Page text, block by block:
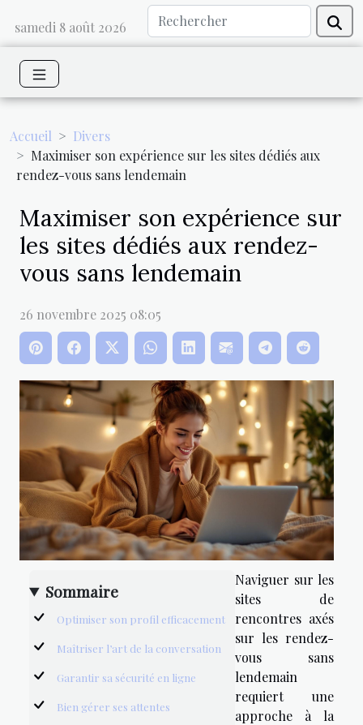
samedi 8 août 2026
Accueil
Divers
Maximiser son expérience sur les sites dédiés aux
rendez-vous sans lendemain
Maximiser son expérience sur
les sites dédiés aux rendez-
vous sans lendemain
26 novembre 2025 08:05
Sommaire
Optimiser son profil efficacement
Maîtriser l’art de la conversation
Garantir sa sécurité en ligne
Bien gérer ses attentes
Naviguer sur les
sites de
rencontres axés
sur les rendez-
vous sans
lendemain
requiert une
approche à la